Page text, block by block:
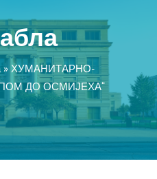
» ХУМАНИТАРНО-
ДО ОСМИЈЕХА“